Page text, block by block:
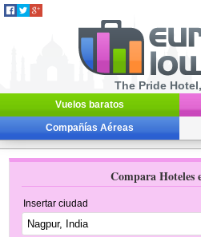
The Pride
Vuelos baratos
Compañías Aéreas
Compara Hoteles
Insertar ciudad